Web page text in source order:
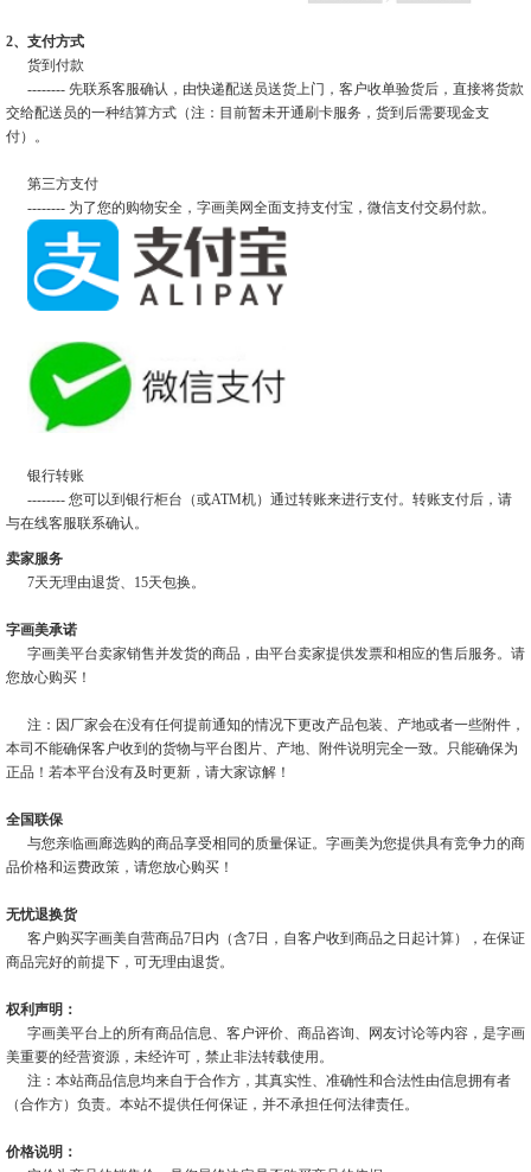
2、支付方式
货到付款
-------- 先联系客服确认，由快递配送员送货上门，客户收单验货后，直接将货款
交给配送员的一种结算方式（注：目前暂未开通刷卡服务，货到后需要现金支
付）。
第三方支付
-------- 为了您的购物安全，字画美网全面支持支付宝，微信支付交易付款。
银行转账
-------- 您可以到银行柜台（或ATM机）通过转账来进行支付。转账支付后，请
与在线客服联系确认。
卖家服务
7天无理由退货、15天包换。
字画美承诺
字画美平台卖家销售并发货的商品，由平台卖家提供发票和相应的售后服务。请
您放心购买！
注：因厂家会在没有任何提前通知的情况下更改产品包装、产地或者一些附件，
本司不能确保客户收到的货物与平台图片、产地、附件说明完全一致。只能确保为
正品！若本平台没有及时更新，请大家谅解！
全国联保
与您亲临画廊选购的商品享受相同的质量保证。字画美为您提供具有竞争力的商
品价格和运费政策，请您放心购买！
无忧退换货
客户购买字画美自营商品7日内（含7日，自客户收到商品之日起计算），在保证
商品完好的前提下，可无理由退货。
权利声明：
字画美平台上的所有商品信息、客户评价、商品咨询、网友讨论等内容，是字画
美重要的经营资源，未经许可，禁止非法转载使用。
注：本站商品信息均来自于合作方，其真实性、准确性和合法性由信息拥有者
（合作方）负责。本站不提供任何保证，并不承担任何法律责任。
价格说明：